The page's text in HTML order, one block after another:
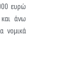
ευρώ
άνω
νομικά